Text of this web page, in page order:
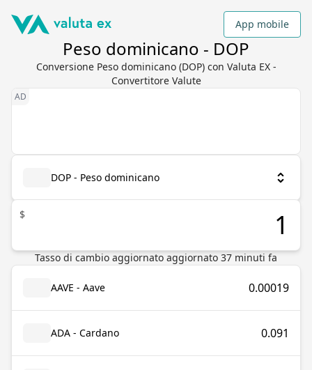
App mobile
Peso dominicano - DOP
Conversione Peso dominicano (DOP) con Valuta EX -
Convertitore Valute
DOP - Peso dominicano
$
Tasso di cambio aggiornato aggiornato 37 minuti fa
AAVE - Aave 0.00019
ADA - Cardano 0.091